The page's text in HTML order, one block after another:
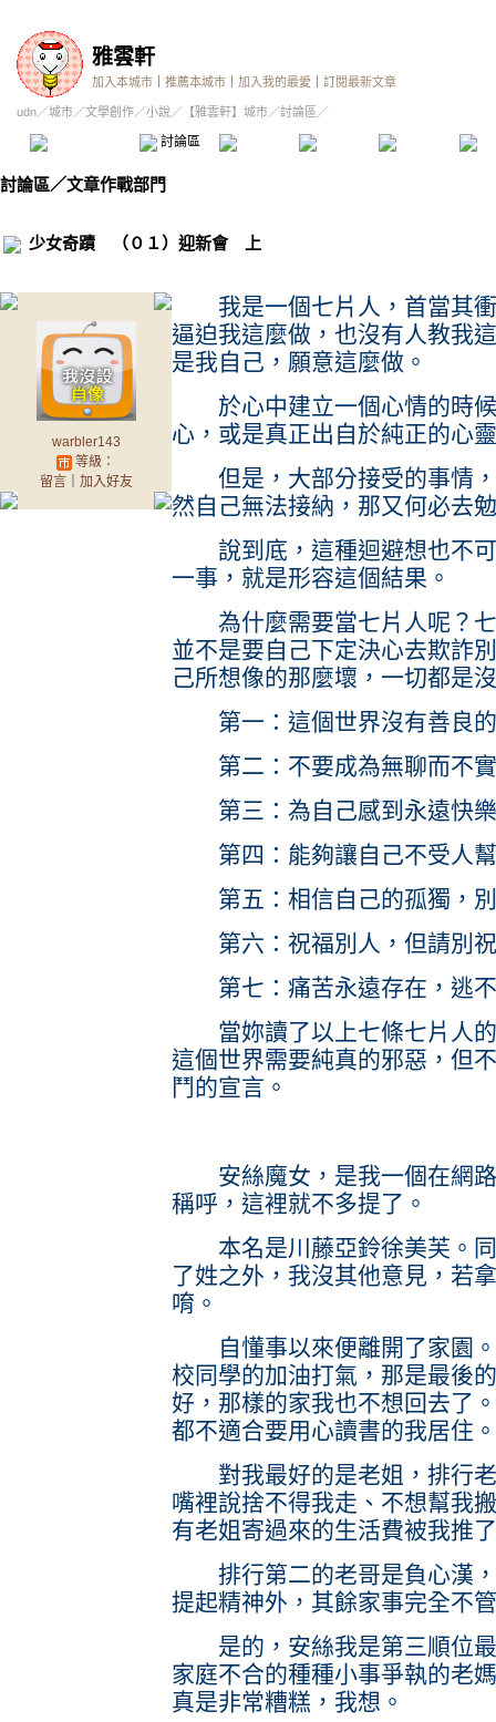
雅雲軒
加入本城市 推薦本城市 加入我的最愛 訂閱最新文章
udn／城市／文學創作／小說／ 【雅雲軒】城市／討論區／
討論區 精華區 投票區 影像館
討論區／文章作戰部門
少女奇蹟 （０１）迎新會 上
warbler143
等級：
留言｜ 加入好友
我是一個七片人，首當其衝
逼迫我這麼做，也沒有人教我
是我自己，願意這麼做。
於心中建立一個心情的時候
心，或是真正出自於純正的心
但是，大部分接受的事情，
然自己無法接納，那又何必去
說到底，這種迴避想也不可
一事，就是形容這個結果。
為什麼需要當七片人呢？七
並不是要自己下定決心去欺詐
己所想像的那麼壞，一切都是
第一：這個世界沒有善良
第二：不要成為無聊而不實
第三：為自己感到永遠快樂
第四：能夠讓自己不受人幫
第五：相信自己的孤獨，別
第六：祝福別人，但請別
第七：痛苦永遠存在，逃不
當妳讀了以上七條七片人的
這個世界需要純真的邪惡，但
鬥的宣言。
安絲魔女，是我一個在網路
稱呼，這裡就不多提了。
本名是川藤亞鈴徐美芙。同
了姓之外，我沒其他意見，若
唷。
自懂事以來便離開了家園。
校同學的加油打氣，那是最後
好，那樣的家我也不想回去了
都不適合要用心讀書的我居住。
對我最好的是老姐，排行老
嘴裡說捨不得我走、不想幫我
有老姐寄過來的生活費被我推
排行第二的老哥是負心漢，
提起精神外，其餘家事完全不
是的，安絲我是第三順位最
家庭不合的種種小事爭執的老
真是非常糟糕，我想。